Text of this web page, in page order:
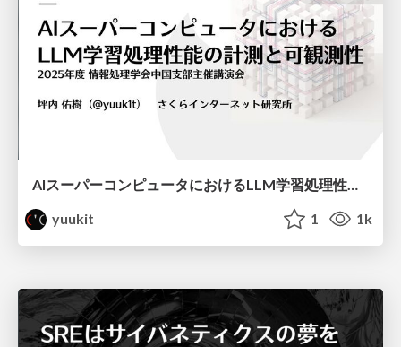
AIスーパーコンピュータにおけるLLM学習処理性能の計測と可観測性 / AI Supercomputer LLM Benchmarking and Observability
yuukit
1 1k